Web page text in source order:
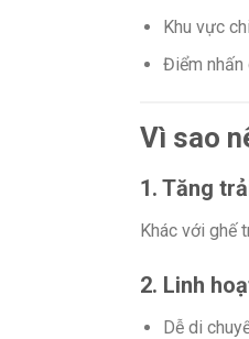
Khu vực
Điểm nhấn
Vì sao
1. Tăng
Khác với ghế
2. Linh
Dễ di